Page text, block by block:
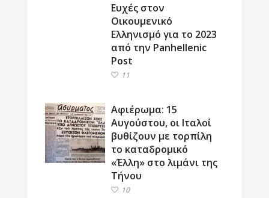
Ευχές στον
Οικουμενικό
Ελληνισμό για το 2023
από την Panhellenic
Post
11
Αφιέρωμα: 15
Αυγούστου, οι Ιταλοί
βυθίζουν με τορπίλη
το καταδρομικό
«Έλλη» στο λιμάνι της
Τήνου
10